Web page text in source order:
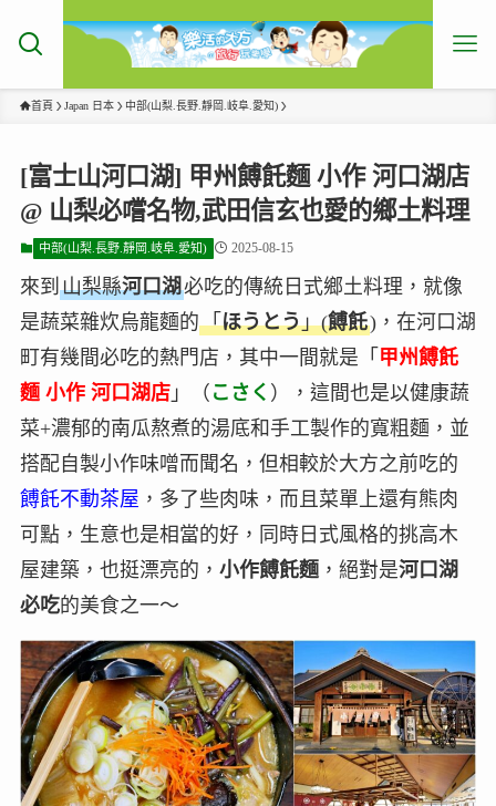
首頁 Japan 日本 中部(山梨.長野.靜岡.岐阜.愛知)
[富士山河口湖] 甲州餺飥麵 小作 河口湖店
@ 山梨必嚐名物,武田信玄也愛的鄉土料理
中部(山梨.長野.靜岡.岐阜.愛知) 2025-08-15
來到 山梨縣河口湖必吃的傳統日式鄉土料理，就像
是蔬菜雜炊烏龍麵的「ほうとう」(餺飥)，在河口湖
町有幾間必吃的熱門店，其中一間就是「 甲州餺飥
麵 小作 河口湖店」（ こさく ），這間也是以健康蔬
菜+濃郁的南瓜熬煮的湯底和手工製作的寬粗麵，並
搭配自製小作味噌而聞名，但相較於大方之前吃的
餺飥不動茶屋 ，多了些肉味，而且菜單上還有熊肉
可點，生意也是相當的好，同時日式風格的挑高木
屋建築，也挺漂亮的， 小作餺飥麵，絕對是河口湖
必吃的美食之一～